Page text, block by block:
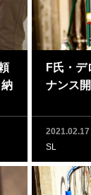
F氏・
ナンス
2021.02.17
SL